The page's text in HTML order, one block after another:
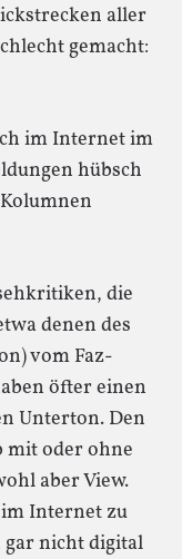
aller
gemacht:
im Internet im
hübsch
die
denen des
vom Faz-
öfter einen
Unterton. Den
mit oder ohne
aber View.
im Internet zu
gar nicht digital